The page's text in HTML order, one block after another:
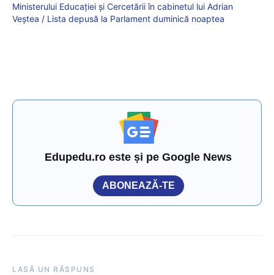
Ministerului Educației și Cercetării în cabinetul lui Adrian
Veștea / Lista depusă la Parlament duminică noaptea
Edupedu.ro este și pe Google News
ABONEAZĂ-TE
LASĂ UN RĂSPUNS